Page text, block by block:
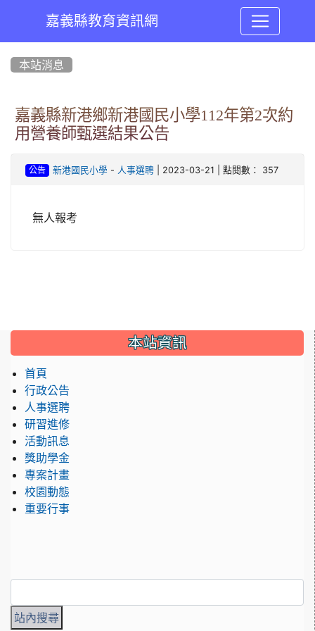
嘉義縣教育資訊網
本站消息
嘉義縣新港鄉新港國民小學112年第2次約
用營養師甄選結果公告
公告 新港國民小學- 人事選聘| 2023-03-21 | 點閱數： 357
無人報考
::: 本站資訊
首頁
行政公告
人事選聘
研習進修
活動訊息
獎助學金
專案計畫
校園動態
重要行事